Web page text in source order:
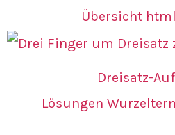
Übersicht
Dreisatz-
Lösungen